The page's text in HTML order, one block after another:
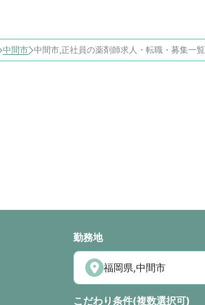
中間市 中間市,正社員の薬剤師求人・転職・募集一覧
勤務地
こだわり条件(複数選択可)